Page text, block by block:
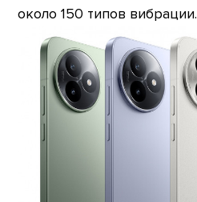
около 150 типов вибрации.